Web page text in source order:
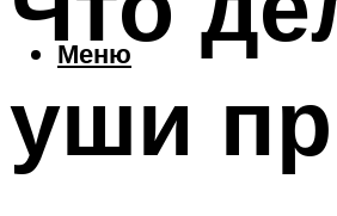
Меню
уши